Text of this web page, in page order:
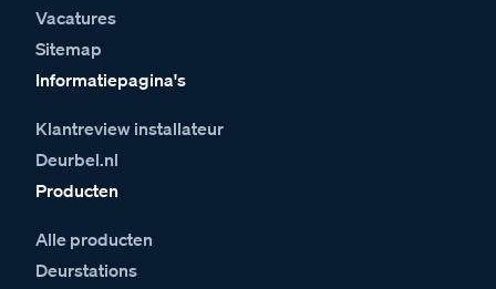
Vacatures
Sitemap
Informatiepagina's
Klantreview installateur
Deurbel.nl
Producten
Alle producten
Deurstations